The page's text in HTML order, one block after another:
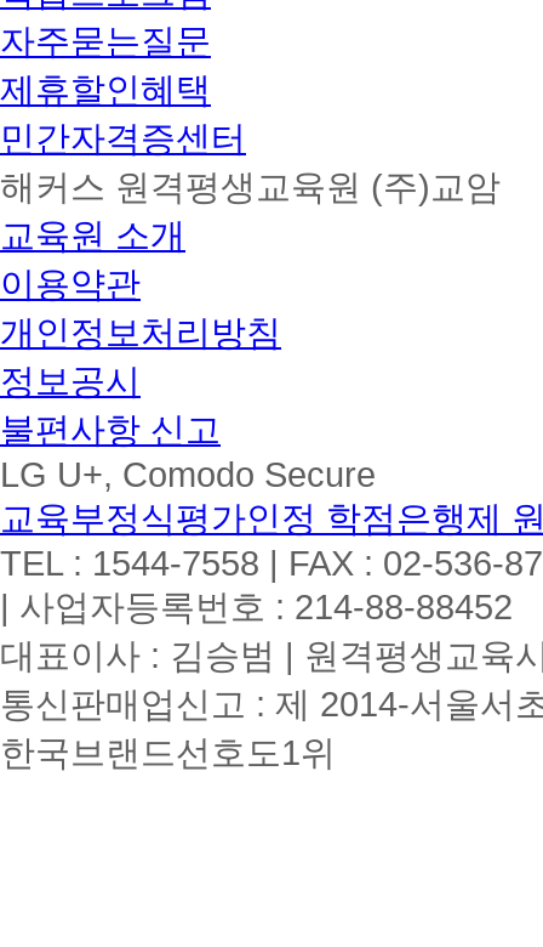
자주묻는질문
제휴할인혜택
민간자격증센터
해커스 원격평생교육원 (주)교암
교육원 소개
이용약관
개인정보처리방침
정보공시
불편사항 신고
LG U+, Comodo Secure
교육부정식평가인정 학점은행제
TEL : 1544-7558 | FAX : 02-536-
| 사업자등록번호 : 214-88-88452
대표이사 : 김승범 | 원격평생교육
통신판매업신고 : 제 2014-서울서
한국브랜드선호도1위